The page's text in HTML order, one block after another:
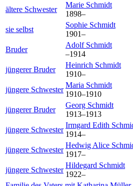
ältere Schwester
Marie Schmidt
1898–
sie selbst
Sophie Schmidt
1901–
Bruder
Adolf Schmidt
–1914
jüngerer Bruder
Heinrich Schmidt
1910–
jüngere Schwester
Maria Schmidt
1910–1910
jüngerer Bruder
Georg Schmidt
1913–1913
jüngere Schwester
Irmgard Edith
1914–
jüngere Schwester
Hedwig Alice
1917–
jüngere Schwester
Hildegard Schmidt
1922–